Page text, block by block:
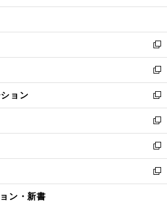
開
ウ
開
く
ン
ウ
で
開
く
ウ
ン
ド
ウ
で
開
く
新
し
い
ウ
ィ
ン
ド
ウ
で
開
く
新
し
い
ウ
ィ
ン
ド
ウ
で
開
ョン
新
し
い
ウ
ィ
ン
ド
ウ
新
し
い
ウ
ィ
ン
新
し
い
ウ
新
し
ン・新書